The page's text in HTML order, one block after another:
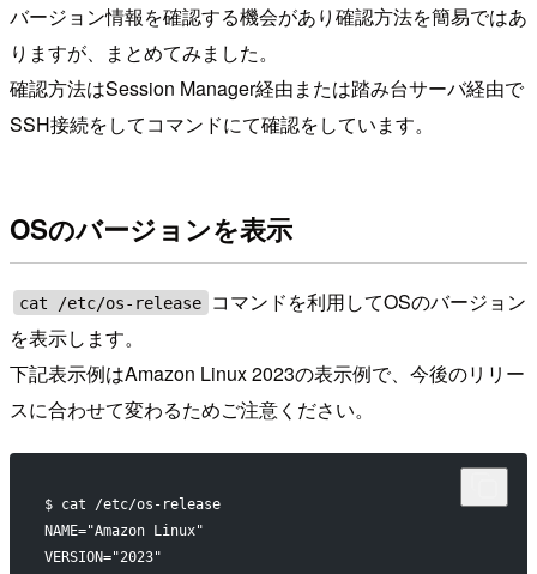
バージョン情報を確認する機会があり確認方法を簡易ではあ
りますが、まとめてみました。
確認方法はSession Manager経由または踏み台サーバ経由で
SSH接続をしてコマンドにて確認をしています。
OSのバージョンを表示
cat /etc/os-release
コマンドを利用してOSのバージョン
を表示します。
下記表示例はAmazon Linux 2023の表示例で、今後のリリー
スに合わせて変わるためご注意ください。
$ cat /etc/os-release
NAME="Amazon Linux"
VERSION="2023"